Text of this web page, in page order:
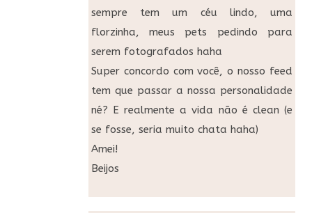
sempre tem um céu lindo, uma
florzinha, meus pets pedindo para
serem fotografados haha
Super concordo com você, o nosso feed
tem que passar a nossa personalidade
né? E realmente a vida não é clean (e
se fosse, seria muito chata haha)
Amei!
Beijos